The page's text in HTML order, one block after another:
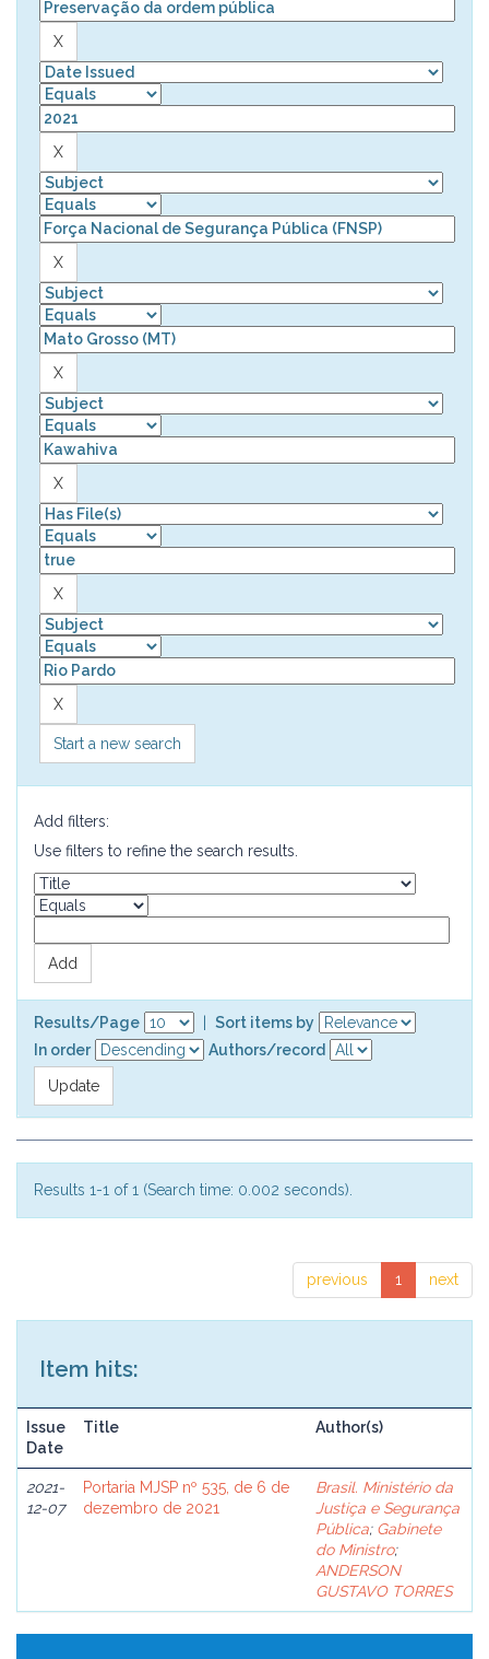
Start a new search
Add filters:
Use filters to refine the search results.
Results/Page
Sort items by
In order
Authors/record
Results 1-1 of 1 (Search time: 0.002 seconds).
previous 1 next
Item hits:
Issue
Date
Title Author(s)
2021-
12-07
Portaria MJSP nº 535, de 6 de
dezembro de 2021
Brasil. Ministério da
Justiça e Segurança
Pública; Gabinete
do Ministro;
ANDERSON
GUSTAVO TORRES